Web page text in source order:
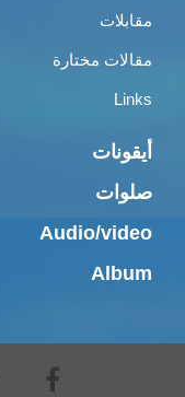
مقابلات
مقالات مختارة
Links
أيقونات
صلوات
Audio/video
Album